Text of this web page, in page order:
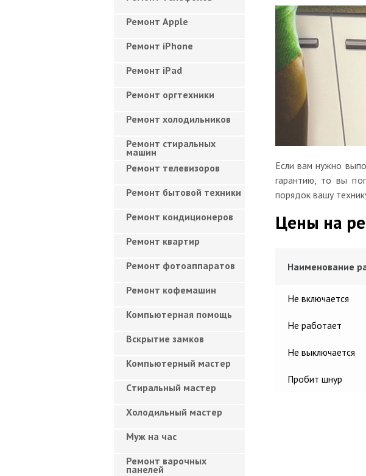
Если вам нужно
гарантию, то вы
порядок вашу
Цены на
Наименование
Не включается
Не работает
Не выключается
Пробит шнур
Ремонт Apple
Ремонт iPhone
Ремонт iPad
Ремонт оргтехники
Ремонт холодильников
Ремонт стиральных
машин
Ремонт телевизоров
Ремонт бытовой техники
Ремонт кондиционеров
Ремонт квартир
Ремонт фотоаппаратов
Ремонт кофемашин
Компьютерная помощь
Вскрытие замков
Компьютерный мастер
Cтиральный мастер
Холодильный мастер
Муж на час
Ремонт варочных
панелей